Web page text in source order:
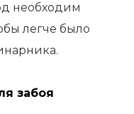
необходим
легче было
забоя